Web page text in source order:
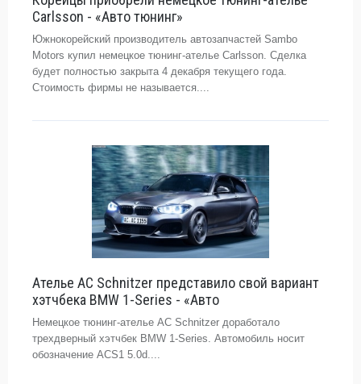
Carlsson - «Авто тюнинг»
Южнокорейский производитель автозапчастей Sambo
Motors купил немецкое тюнинг-ателье Carlsson. Сделка
будет полностью закрыта 4 декабря текущего года.
Стоимость фирмы не называется....
Ателье AC Schnitzer представило свой вариант
хэтчбека BMW 1-Series - «Авто
Немецкое тюнинг-ателье AC Schnitzer доработало
трехдверный хэтчбек BMW 1-Series. Автомобиль носит
обозначение ACS1 5.0d....